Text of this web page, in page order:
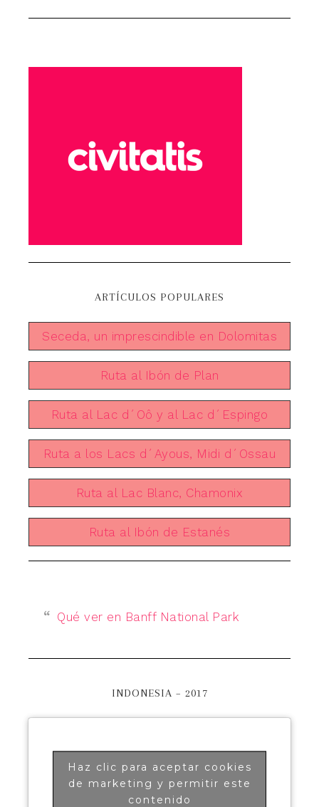
ARTÍCULOS POPULARES
Seceda, un imprescindible en Dolomitas
Ruta al Ibón de Plan
Ruta al Lac d´Oô y al Lac d´Espingo
Ruta a los Lacs d´Ayous, Midi d´Ossau
Ruta al Lac Blanc, Chamonix
Ruta al Ibón de Estanés
Qué ver en Banff National Park
INDONESIA – 2017
Haz clic para aceptar cookies
de marketing y permitir este
contenido